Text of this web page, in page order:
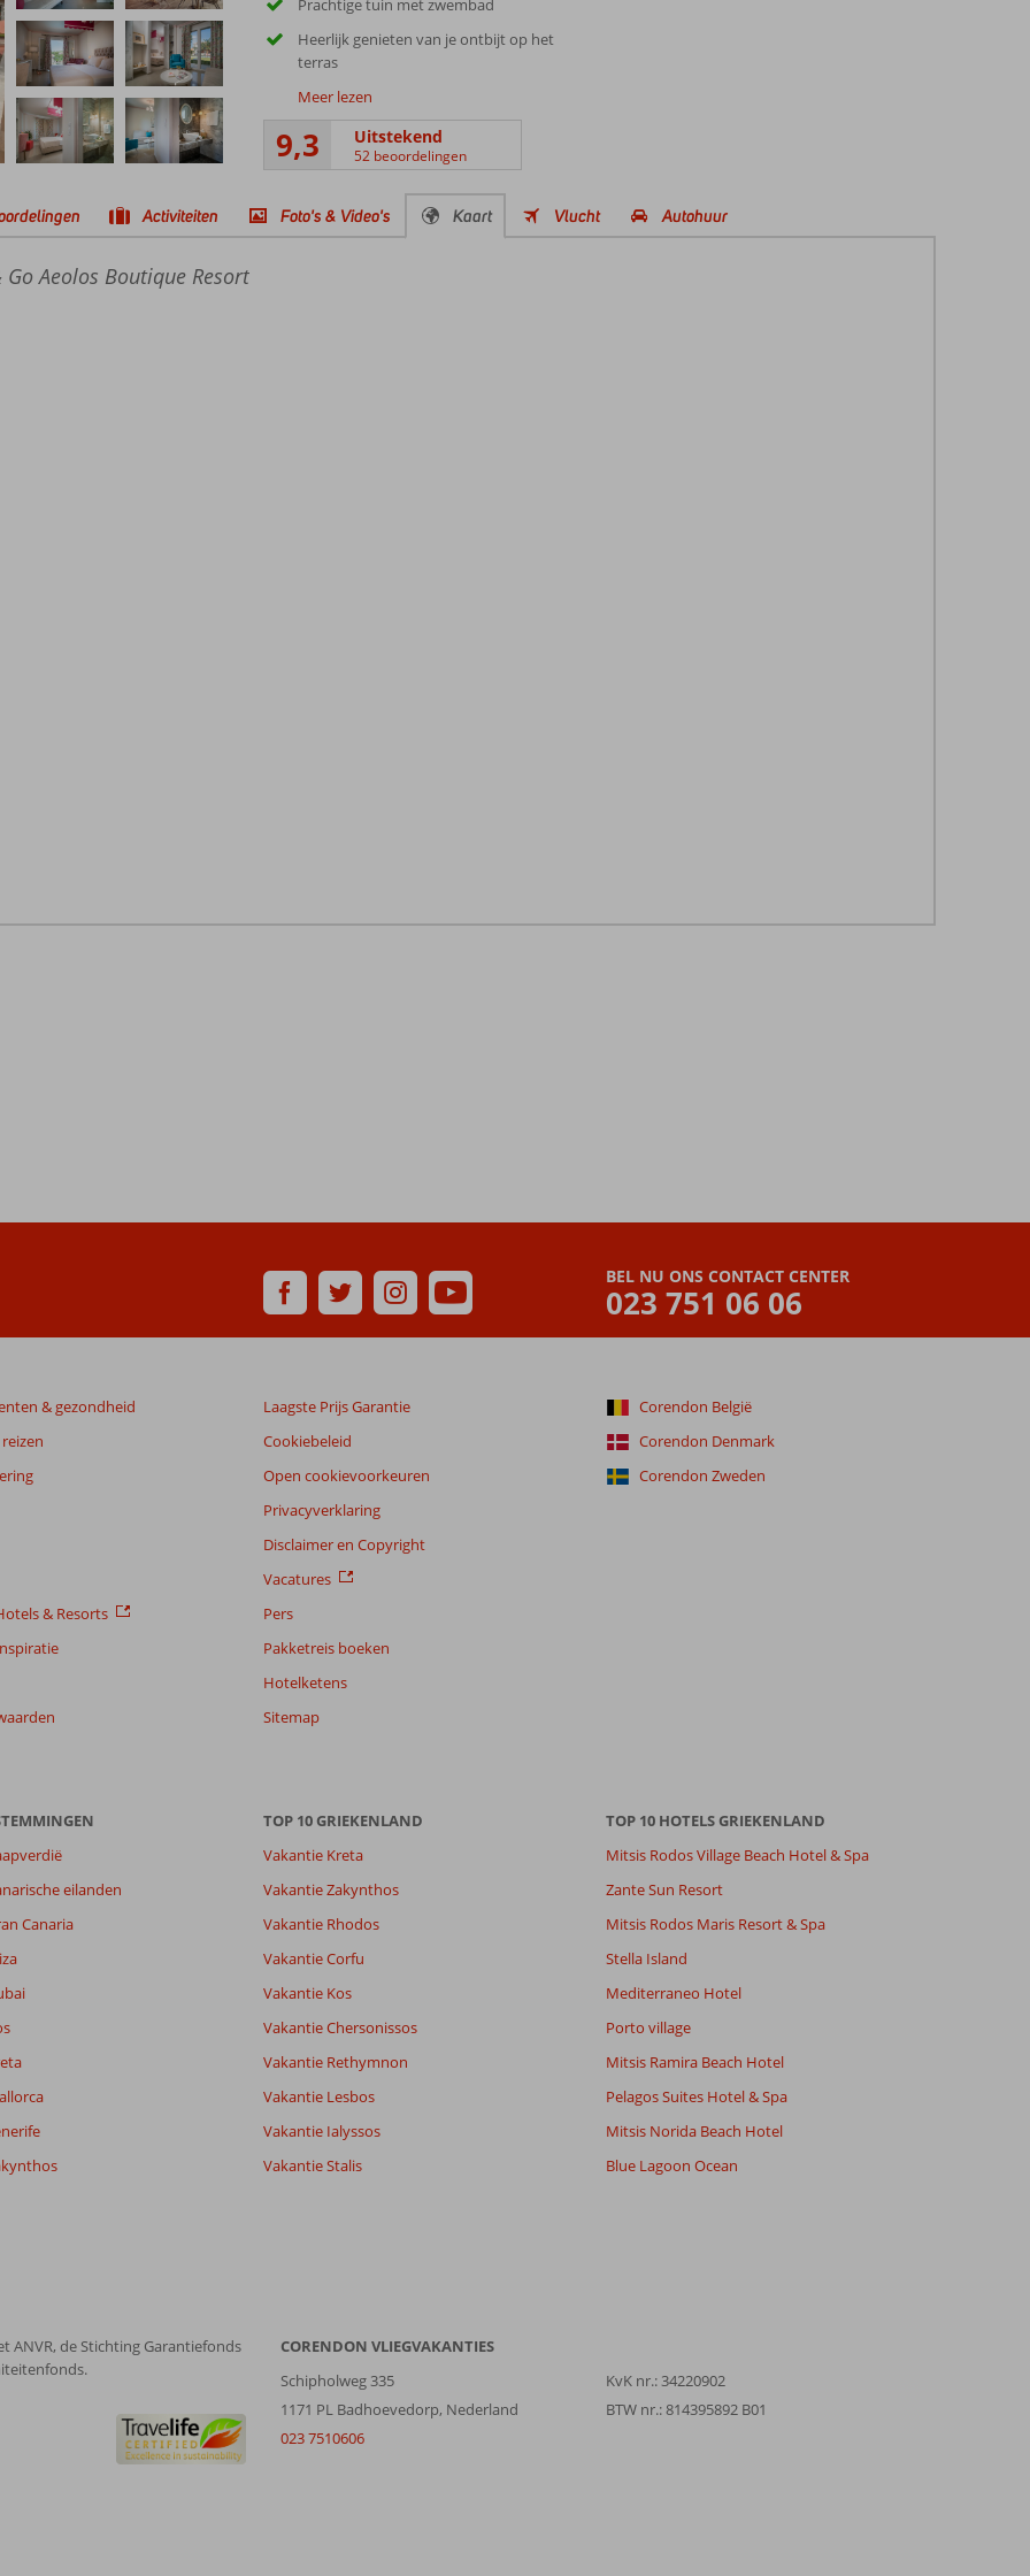
Prachtige tuin met zwembad
Heerlijk genieten van je ontbijt op het
terras
Meer lezen
9,3 Uitstekend
52 beoordelingen
Activiteiten Foto's & Video's Kaart Vlucht Autohuur
Go Aeolos Boutique Resort
Filter reisgezelschap
Sorteren op
BEL NU ONS CONTACT CENTER
023 751 06 06
& gezondheid
& Resorts
Laagste Prijs Garantie
Cookiebeleid
Open cookievoorkeuren
Privacyverklaring
Disclaimer en Copyright
Vacatures
Pers
Pakketreis boeken
Hotelketens
Sitemap
Corendon België
Corendon Denmark
Corendon Zweden
eilanden
Canaria
TOP 10 GRIEKENLAND
Vakantie Kreta
Vakantie Zakynthos
Vakantie Rhodos
Vakantie Corfu
Vakantie Kos
Vakantie Chersonissos
Vakantie Rethymnon
Vakantie Lesbos
Vakantie Ialyssos
Vakantie Stalis
TOP 10 HOTELS GRIEKENLAND
Mitsis Rodos Village Beach Hotel & Spa
Zante Sun Resort
Mitsis Rodos Maris Resort & Spa
Stella Island
Mediterraneo Hotel
Porto village
Mitsis Ramira Beach Hotel
Pelagos Suites Hotel & Spa
Mitsis Norida Beach Hotel
Blue Lagoon Ocean
ANVR, de Stichting Garantiefonds
CORENDON VLIEGVAKANTIES
Schipholweg 335
1171 PL Badhoevedorp, Nederland
023 7510606
KvK nr.: 34220902
BTW nr.: 814395892 B01